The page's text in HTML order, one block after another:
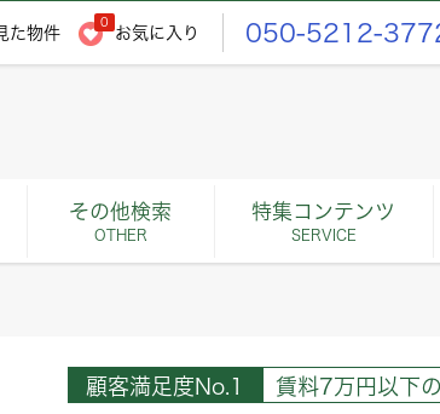
た物件
0
お気に入り 050-5212-
その他検索
OTHER
特集コンテンツ
SERVICE
顧客満足度No.1 賃料7万円以下